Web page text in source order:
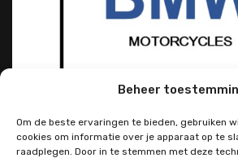
Beheer
Om de beste ervaringen te bieden, gebruiken
cookies om informatie over je apparaat op te
raadplegen. Door in te stemmen met deze